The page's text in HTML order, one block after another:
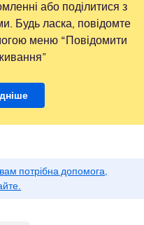
або поділитися з
Будь ласка, повідомте
меню “Повідомити
потрібна допомога,